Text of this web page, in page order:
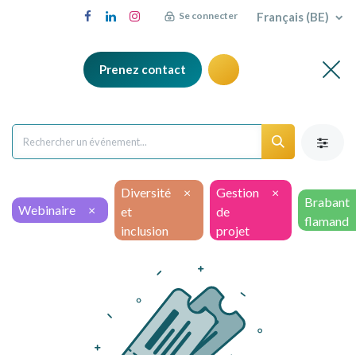
Se connecter Français (BE)
Prenez contact
Webinaire ×
Diversité
et
inclusion
×
Gestion
de
projet
×
Brabant
flamand